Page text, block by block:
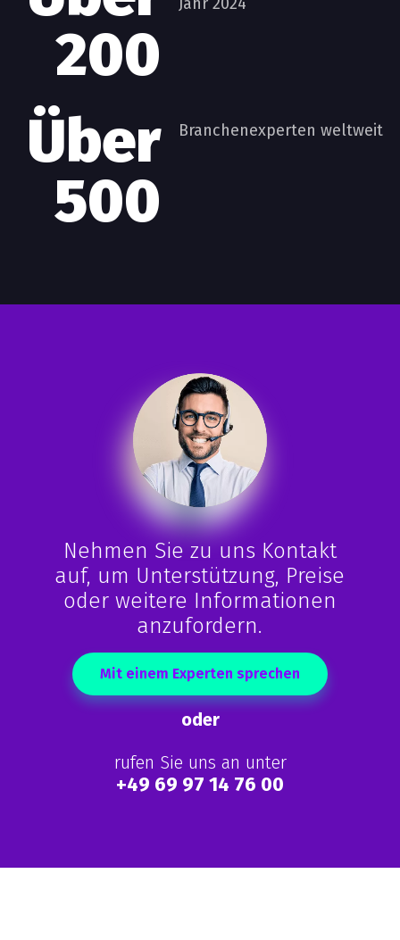
200
Über
500
Branchenexperten weltweit
Nehmen Sie zu uns Kontakt
auf, um Unterstützung, Preise
oder weitere Informationen
anzufordern.
Mit einem Experten sprechen
oder
rufen Sie uns an unter
+49 69 97 14 76 00